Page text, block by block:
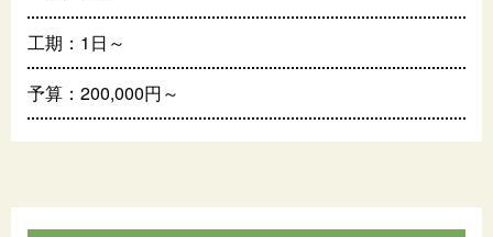
工期：1日～
予算：200,000円～